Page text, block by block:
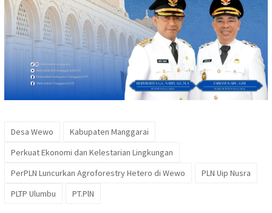
Desa Wewo
Kabupaten Manggarai
Perkuat Ekonomi dan Kelestarian Lingkungan
PerPLN Luncurkan Agroforestry Hetero di Wewo
PLN Uip Nusra
PLTP Ulumbu
PT.PlN